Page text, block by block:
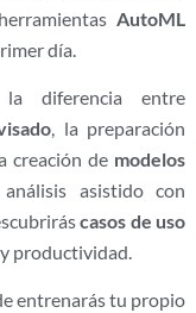
AutoML
día.
diferencia entre
, la preparación
creación de modelos
asistido con
casos de uso
productividad.
entrenarás tu propio